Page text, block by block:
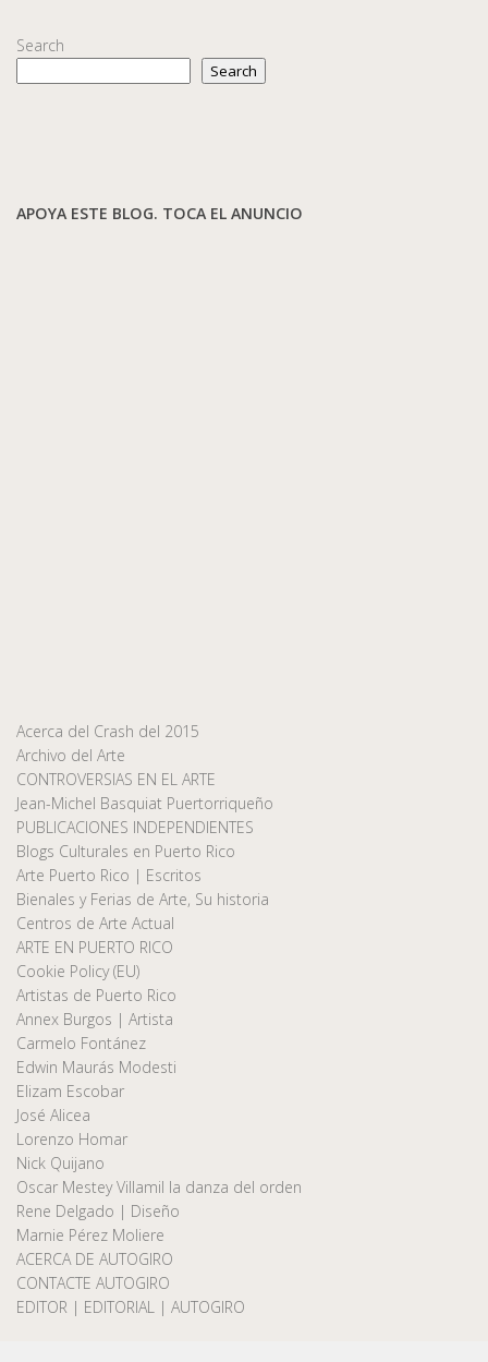
Search
Search
APOYA ESTE BLOG. TOCA EL ANUNCIO
Acerca del Crash del 2015
Archivo del Arte
CONTROVERSIAS EN EL ARTE
Jean-Michel Basquiat Puertorriqueño
PUBLICACIONES INDEPENDIENTES
Blogs Culturales en Puerto Rico
Arte Puerto Rico | Escritos
Bienales y Ferias de Arte, Su historia
Centros de Arte Actual
ARTE EN PUERTO RICO
Cookie Policy (EU)
Artistas de Puerto Rico
Annex Burgos | Artista
Carmelo Fontánez
Edwin Maurás Modesti
Elizam Escobar
José Alicea
Lorenzo Homar
Nick Quijano
Oscar Mestey Villamil la danza del orden
Rene Delgado | Diseño
Marnie Pérez Moliere
ACERCA DE AUTOGIRO
CONTACTE AUTOGIRO
EDITOR | EDITORIAL | AUTOGIRO